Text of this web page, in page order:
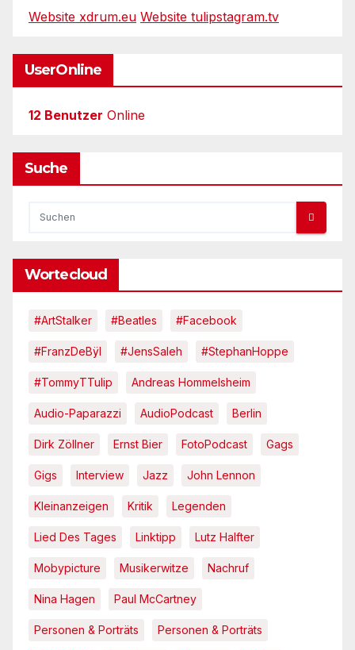
Website xdrum.eu Website tulipstagram.tv
UserOnline
12 Benutzer Online
Suche
Wortecloud
#ArtStalker #Beatles #Facebook
#FranzDeBÿl #JensSaleh #StephanHoppe
#TommyTTulip Andreas Hommelsheim
Audio-Paparazzi AudioPodcast Berlin
Dirk Zöllner Ernst Bier FotoPodcast Gags
Gigs Interview Jazz John Lennon
Kleinanzeigen Kritik Legenden
Lied Des Tages Linktipp Lutz Halfter
Mobypicture Musikerwitze Nachruf
Nina Hagen Paul McCartney
Personen & Porträts Personen & Porträts